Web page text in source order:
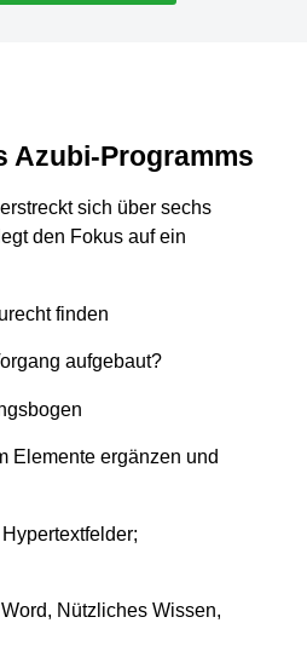
Azubi-Programms
sich über sechs
den Fokus auf ein
finden
aufgebaut?
Elemente ergänzen und
Nützliches Wissen,